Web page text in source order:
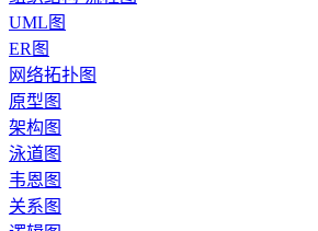
UML图
ER图
网络拓扑图
原型图
架构图
泳道图
韦恩图
关系图